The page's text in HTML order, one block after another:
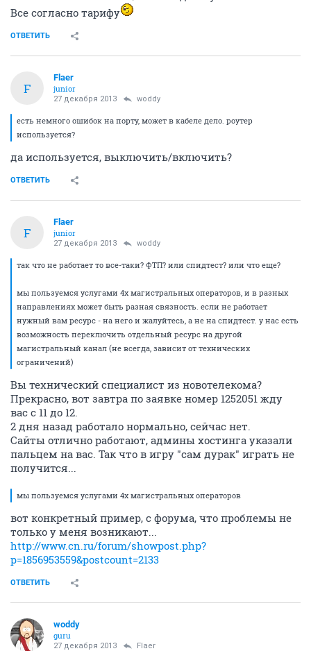
Менять на водку, конечно
Водка? неее, новый год таки, на шампанское )))
с до далекого зарубежья,
особенно на speedtest.net
несколько.
Скорость в Мб/с переводим в Мбит/с, те множим на восемь,
Если скорость заметно отличается от тарифа - звоним в техподдержку,
Все гораздо проще, тут реально увидеть проблемы на
глаз, а фтп клиент подвисает при загрузке 2-го фала
весом 100кб... дело дрянь, как говорится...
woddy
guru
27 декабря 2013 Flaer
так что не работает то все-таки? ФТП? или спидтест?
или что еще?
мы пользуемся услугами 4х магистральных
операторов, и в разных направлениях может быть
разная связность. если не работает нужный вам
ресурс - на него и жалуйтесь, а не на спидтест. у нас
есть возможность переключить отдельный ресурс на
другой магистральный канал (не всегда, зависит от
технических ограничений)
ОТВЕТИТЬ
F
Flaer
27 декабря 2013
москва
http://www.speedtest.net/result/3188951239.png